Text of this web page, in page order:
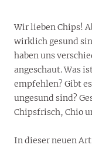
Wir lieben Chips!
wirklich gesund
haben uns
angeschaut. Was
empfehlen? Gibt
ungesund sind?
Chipsfrisch, Chio
In dieser neuen